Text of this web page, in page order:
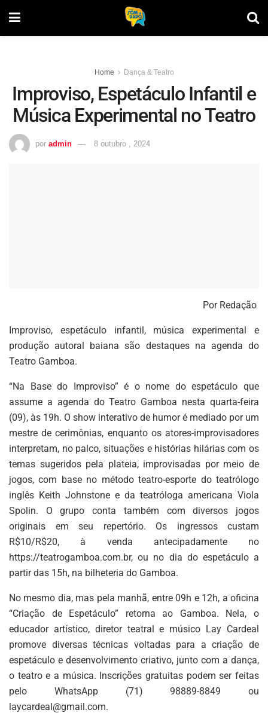
Home Dança & Teatro
Improviso, Espetáculo Infantil e
Música Experimental no Teatro
por admin 8 outubro , 2024
Por Redação
Improviso, espetáculo infantil, música experimental e
produção autoral baiana são destaques na agenda do
Teatro Gamboa.
“Na Base do Improviso” é o nome do espetáculo que
assume a agenda do Teatro Gamboa nesta quarta-feira
(09), às 19h. O show interativo de humor é mediado por um
mestre de cerimônias, enquanto os atores-improvisadores
interpretam, no palco, situações e histórias hilárias com os
temas sugeridos pela plateia, improvisadas por meio de
jogos, com base no método teatro-esporte do teatrólogo
inglês Keith Johnstone e da teatróloga americana Viola
Spolin. O grupo conta também com diversos jogos
originais em seu repertório. Os ingressos custam
R$10/R$20, à venda antecipadamente no
https://teatrogamboa.com.br, ou no dia do espetáculo a
partir das 15h, na bilheteria do Gamboa.
No mesmo dia, mas pela manhã, entre 09h e 12h, a oficina
“Criação de Espetáculo” retorna ao Gamboa. Nela, o
educador artístico, diretor teatral e músico Lay Cardeal
promove diversas técnicas voltadas para a criação de
espetáculo e desenvolvimento criativo, junto com a dança,
o teatro e a música. Inscrições gratuitas podem ser feitas
pelo WhatsApp (71) 98889-8849 ou
laycardeal@gmail.com.